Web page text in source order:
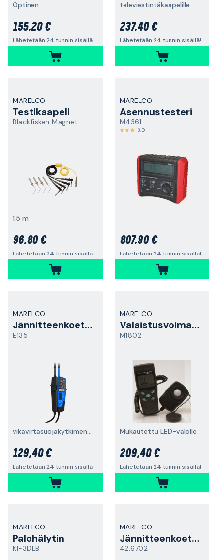
Optinen
155,20 €
Lähetetään 24 tunnin sisällä!
televiestintäkaapelille
237,40 €
Lähetetään 24 tunnin sisällä!
MARELCO
Testikaapeli
Bläckfisken Magnet
1,5 m
96,80 €
Lähetetään 24 tunnin sisällä!
MARELCO
Asennustesteri
M4361
3,0
807,90 €
Lähetetään 24 tunnin sisällä!
MARELCO
Jännitteenkoetin
E135
vikavirtasuojakytkimen testauksella
129,40 €
Lähetetään 24 tunnin sisällä!
MARELCO
Valaistusvoimakkuusmittari
M1802
Mukautettu LED-valolle
209,40 €
Lähetetään 24 tunnin sisällä!
MARELCO
Palohälytin
KI-3DLB
MARELCO
Jännitteenkoetin
42.6702